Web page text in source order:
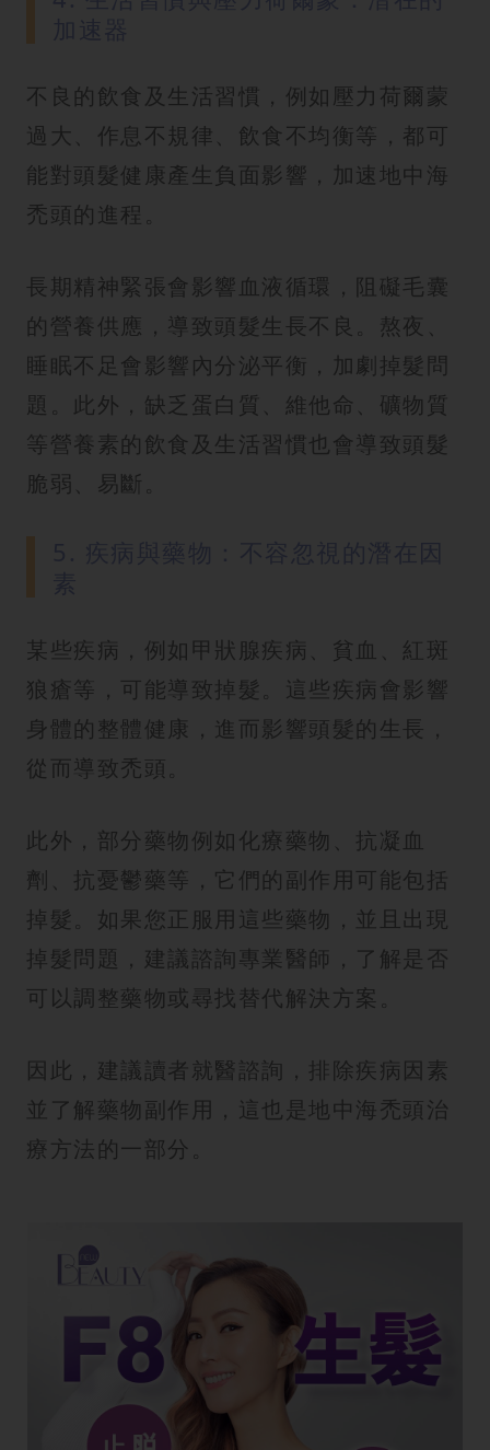
不良的飲食及生活習慣，例如壓力荷爾蒙
過大、作息不規律、飲食不均衡等，都可
能對頭髮健康產生負面影響，加速地中海
禿頭的進程。
長期精神緊張會影響血液循環，阻礙毛囊
的營養供應，導致頭髮生長不良。熬夜、
睡眠不足會影響內分泌平衡，加劇掉髮問
題。此外，缺乏蛋白質、維他命、礦物質
等營養素的飲食及生活習慣也會導致頭髮
脆弱、易斷。
某些疾病，例如甲狀腺疾病、貧血、紅斑
狼瘡等，可能導致掉髮。這些疾病會影響
身體的整體健康，進而影響頭髮的生長，
從而導致禿頭。
此外，部分藥物例如化療藥物、抗凝血
劑、抗憂鬱藥等，它們的副作用可能包括
掉髮。如果您正服用這些藥物，並且出現
掉髮問題，建議諮詢專業醫師，了解是否
可以調整藥物或尋找替代解決方案。
因此，建議讀者就醫諮詢，排除疾病因素
並了解藥物副作用，這也是地中海禿頭治
療方法的一部分。